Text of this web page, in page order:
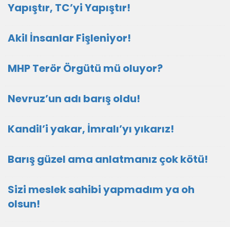
Yapıştır, TC’yi Yapıştır!
Akil İnsanlar Fişleniyor!
MHP Terör Örgütü mü oluyor?
Nevruz’un adı barış oldu!
Kandil’i yakar, İmralı’yı yıkarız!
Barış güzel ama anlatmanız çok kötü!
Sizi meslek sahibi yapmadım ya oh
olsun!